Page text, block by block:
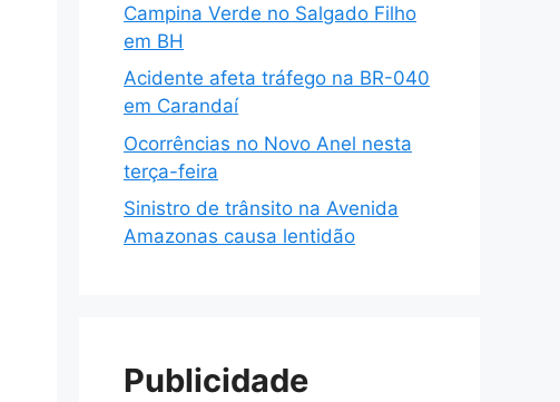
Campina Verde no Salgado Filho
em BH
Acidente afeta tráfego na BR-040
em Carandaí
Ocorrências no Novo Anel nesta
terça-feira
Sinistro de trânsito na Avenida
Amazonas causa lentidão
Publicidade